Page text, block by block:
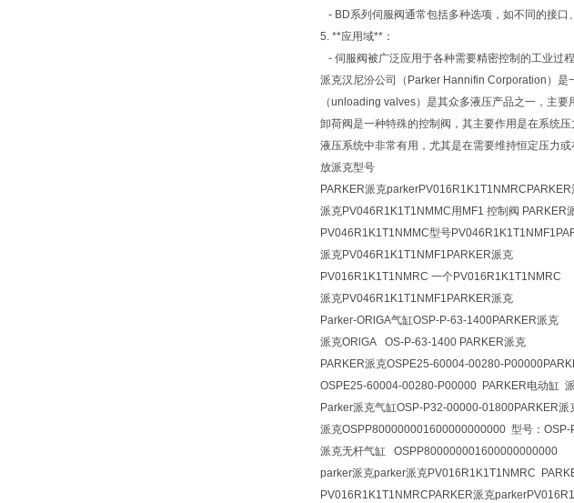
- BD系列伺服阀通常包括多种选项，如不同的接口
5. **应用域**：
- 伺服阀被广泛应用于各种需要精密控制的工业过
派克汉尼汾公司（Parker Hannifin Corporation）是
（unloading valves）是其众多液压产品之一，主要
卸荷阀是一种特殊的控制阀，其主要作用是在系统
液压系统中非常有用，尤其是在需要维持恒定压力或
放派克型号
PARKER派克
派克PV046R1K1T1NMMC用MF1 控制阀 PARKER
PV046R1K1T1NMMC型号
派克PV046R1K1T1NMF1PARKER派克
PV016R1K1T1NMRC 一个PV016R1K1T1NMRC
派克PV046R1K1T1NMF1PARKER派克
Parker-ORlGA气缸OSP-P-63-1400PARKER派克
派克ORlGA OS-P-63-1400 PARKER派克
PARKER派克OSPE25-60004-00280-
OSPE25-60004-00280-P00000 PARKER电动缸
Parker派克气缸OSP-P32-00000-01800PARKER派
派克OSPP800000001600000000000 型号：
派克无杆气缸 OSPP800000001600000000000
parker派克parker派克PV016R1K1T1NMRC
PV016R1K1T1NMRCPARKER派克